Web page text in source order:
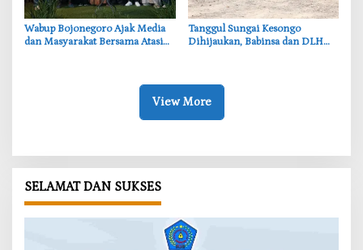
Wabup Bojonegoro Ajak Media
dan Masyarakat Bersama Atasi
‎Tanggul Sungai Kesongo
Dihijaukan, Babinsa dan DLH
View More
SELAMAT DAN SUKSES